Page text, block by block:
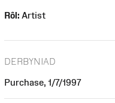
Rôl: Artist
DERBYNIAD
Purchase, 1/7/1997